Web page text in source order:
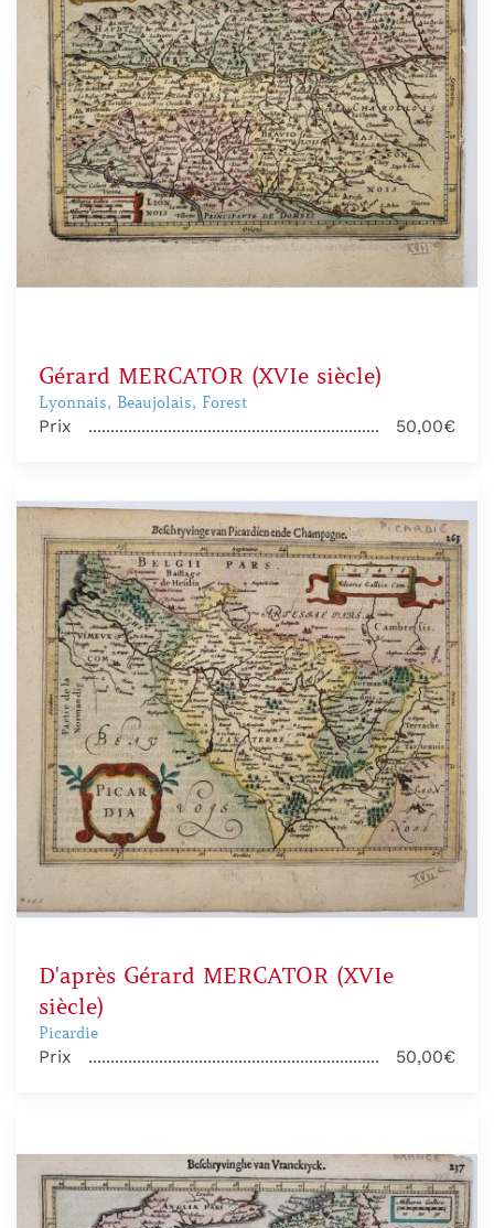
Gérard MERCATOR (XVIe siècle)
Lyonnais, Beaujolais, Forest
Prix 50,00€
D'après Gérard MERCATOR (XVIe
siècle)
Picardie
Prix 50,00€